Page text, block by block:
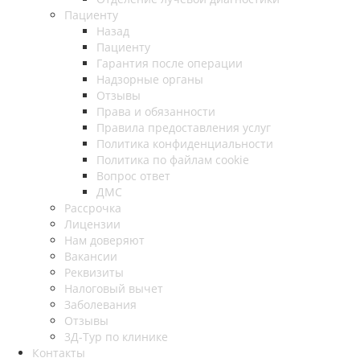
Пациенту
Назад
Пациенту
Гарантия после операции
Надзорные органы
Отзывы
Права и обязанности
Правила предоставления услуг
Политика конфиденциальности
Политика по файлам cookie
Вопрос ответ
ДМС
Рассрочка
Лицензии
Нам доверяют
Вакансии
Реквизиты
Налоговый вычет
Заболевания
Отзывы
3Д-Тур по клинике
Контакты